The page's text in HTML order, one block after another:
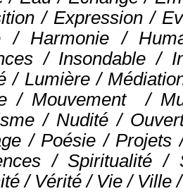
/ Expression /
/ Harmonie /
/ Insondable /
/ Lumière /
/ Mouvement
/
/ Nudité /
/ Poésie /
/ Spiritualité /
/ Vérité / Vie /